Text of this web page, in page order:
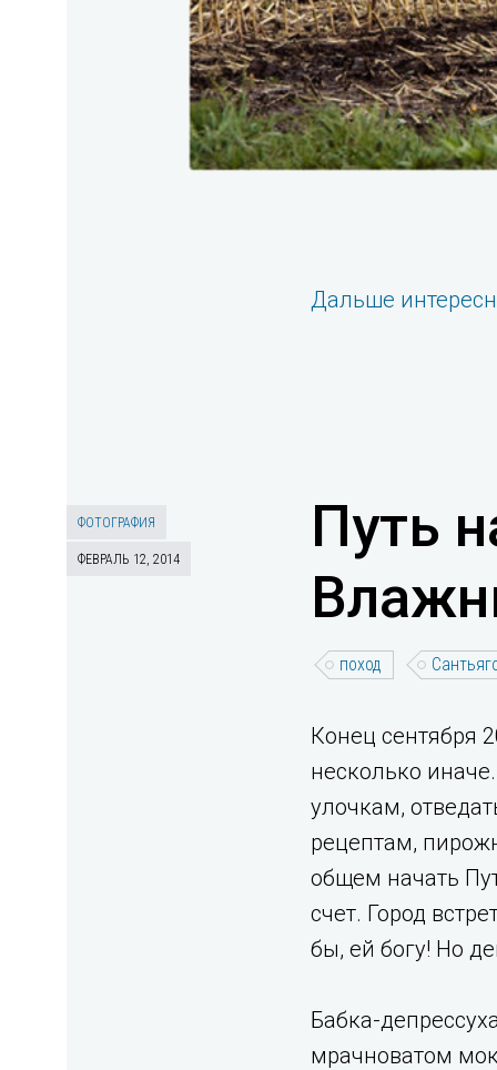
Дальше
ФОТОГРАФИЯ
ФЕВРАЛЬ 12, 2014
Путь
поход
Конец сентября
несколько
улочкам,
рецептам,
общем начать
счет. Город
бы, ей богу! Но
Бабка-
мрачноватом